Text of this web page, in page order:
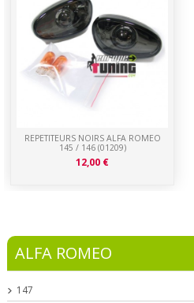
REPETITEURS NOIRS ALFA ROMEO
145 / 146 (01209)
12,00 €
ALFA ROMEO
147